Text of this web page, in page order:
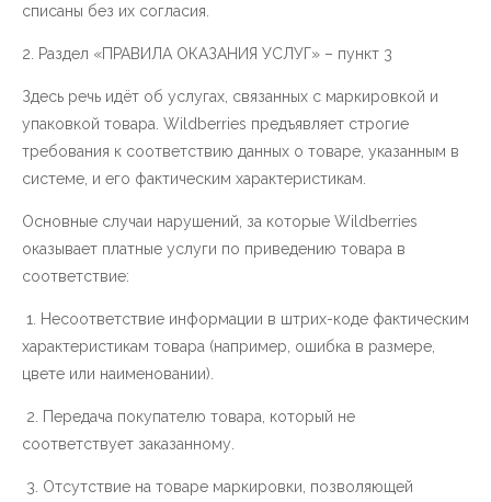
списаны без их согласия.
2. Раздел «ПРАВИЛА ОКАЗАНИЯ УСЛУГ» – пункт 3
Здесь речь идёт об услугах, связанных с маркировкой и
упаковкой товара. Wildberries предъявляет строгие
требования к соответствию данных о товаре, указанным в
системе, и его фактическим характеристикам.
Основные случаи нарушений, за которые Wildberries
оказывает платные услуги по приведению товара в
соответствие:
1. Несоответствие информации в штрих-коде фактическим
характеристикам товара (например, ошибка в размере,
цвете или наименовании).
2. Передача покупателю товара, который не
соответствует заказанному.
3. Отсутствие на товаре маркировки, позволяющей